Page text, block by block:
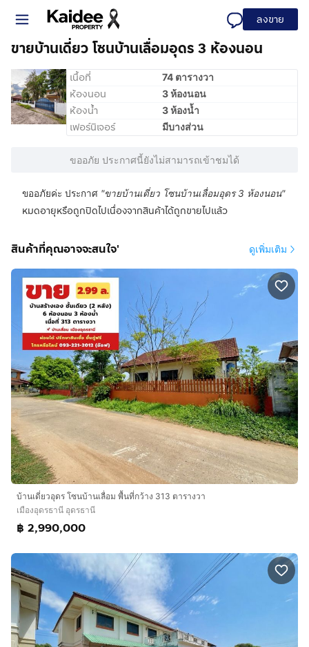
ลงขาย
ขายบ้านเดี่ยว โซนบ้านเลื่อมอุดร 3 ห้องนอน
เนื้อที่ 74 ตารางวา
ห้องนอน 3 ห้องนอน
ห้องน้ำ 3 ห้องน้ำ
เฟอร์นิเจอร์ มีบางส่วน
ขออภัย ประกาศนี้ยังไม่สามารถเข้าชมได้
ขออภัยค่ะ ประกาศ "ขายบ้านเดี่ยว โซนบ้านเลื่อมอุดร 3 ห้องนอน"
หมดอายุหรือถูกปิดไปเนื่องจากสินค้าได้ถูกขายไปแล้ว
สินค้าที่คุณอาจจะสนใจ' ดูเพิ่มเติม
บ้านเดี่ยวอุดร โซนบ้านเลื่อม พื้นที่กว้าง 313 ตารางวา
เมืองอุดรธานี อุดรธานี
฿ 2,990,000